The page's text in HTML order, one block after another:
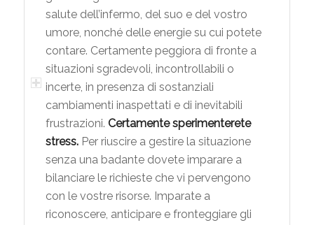
salute dell’infermo, del suo e del vostro
umore, nonché delle energie su cui potete
contare. Certamente peggiora di fronte a
situazioni sgradevoli, incontrollabili o
incerte, in presenza di sostanziali
cambiamenti inaspettati e di inevitabili
frustrazioni. Certamente sperimenterete
stress. Per riuscire a gestire la situazione
senza una badante dovete imparare a
bilanciare le richieste che vi pervengono
con le vostre risorse. Imparate a
riconoscere, anticipare e fronteggiare gli